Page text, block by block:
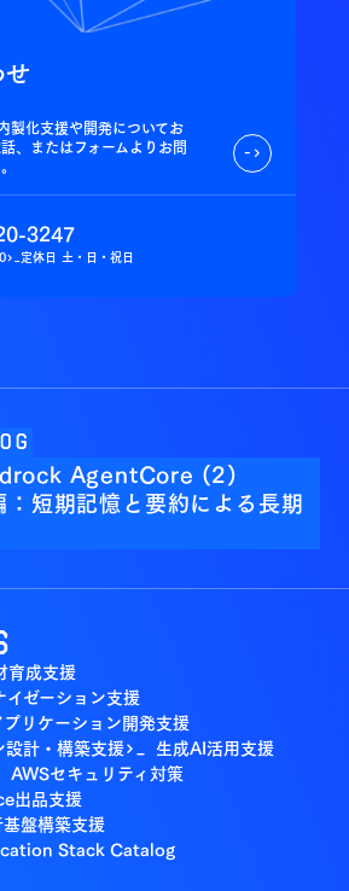
製化支援や開発についてお
、またはフォームよりお問
->
3247
>_ 定休日 土・日・祝日
AgentCore (2)
短期記憶と要約による長期
育成支援
ゼーション支援
リケーション開発支援
計・構築支援>_ 生成AI活用支援
AWSセキュリティ対策
出品支援
盤構築支援
Stack Catalog